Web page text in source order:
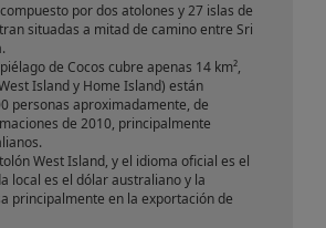
por dos atolones y 27 islas de
situadas a mitad de camino entre Sri
de Cocos cubre apenas 14 km²,
Island y Home Island) están
personas aproximadamente, de
de 2010, principalmente
West Island, y el idioma oficial es el
local es el dólar australiano y la
principalmente en la exportación de